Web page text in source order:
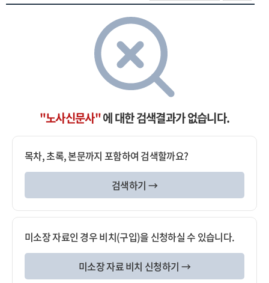
"노사신문사"에 대한 검색결과가 없습니다.
목차, 초록, 본문까지 포함하여 검색할까요?
검색하기 →
미소장 자료인 경우 비치(구입)을 신청하실 수 있습니다.
미소장 자료 비치 신청하기 →